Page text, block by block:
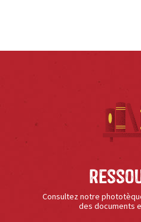
Consultez notre
des documents